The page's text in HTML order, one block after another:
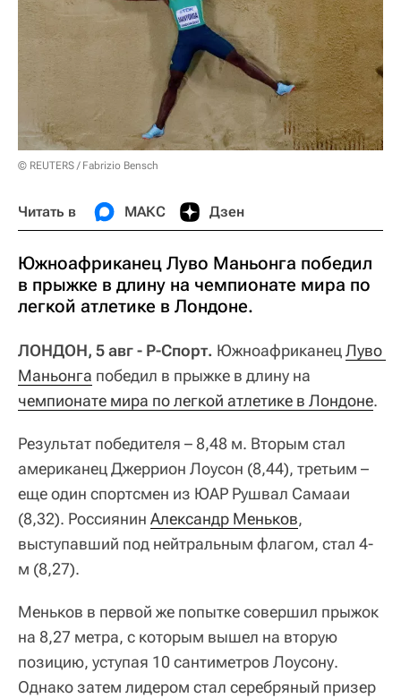
© REUTERS / Fabrizio Bensch
Читать в МАКС Дзен
Южноафриканец Луво Маньонга победил
в прыжке в длину на чемпионате мира по
легкой атлетике в Лондоне.
ЛОНДОН, 5 авг - Р-Спорт. ЮжноафриканецЛуво
Маньонга победил в прыжке в длину на
чемпионате мира по легкой атлетике в Лондоне.
Результат победителя – 8,48 м. Вторым стал
американец Джеррион Лоусон (8,44), третьим –
еще один спортсмен из ЮАР Рушвал Самааи
(8,32). Россиянин Александр Меньков,
выступавший под нейтральным флагом, стал 4-
м (8,27).
Меньков в первой же попытке совершил прыжок
на 8,27 метра, с которым вышел на вторую
позицию, уступая 10 сантиметров Лоусону.
Однако затем лидером стал серебряный призер